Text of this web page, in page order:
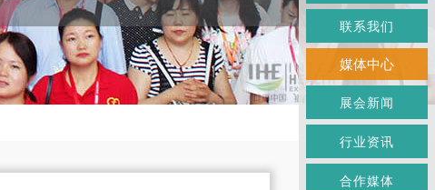
联系我们
媒体中心
展会新闻
行业资讯
合作媒体